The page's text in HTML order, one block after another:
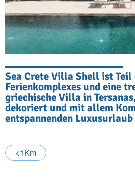
Sea Crete Villa Shell ist Teil
Ferienkomplexes und eine
griechische Villa in
dekoriert und mit allem
entspannenden
<1Km